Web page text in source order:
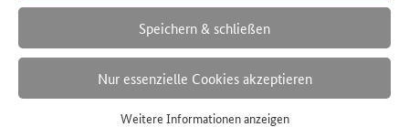
Speichern & schließen
Nur essenzielle Cookies akzeptieren
Weitere Informationen anzeigen